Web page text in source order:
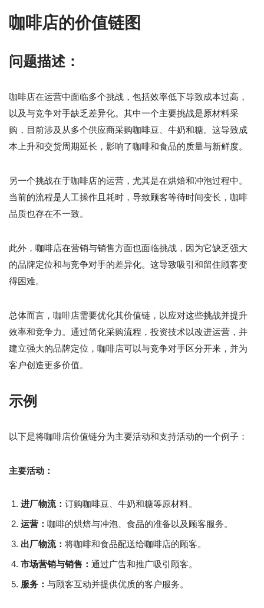
咖啡店的价值链图
问题描述：
咖啡店在运营中面临多个挑战，包括效率低下导致成本过高，
以及与竞争对手缺乏差异化。其中一个主要挑战是原材料采
购，目前涉及从多个供应商采购咖啡豆、牛奶和糖。这导致成
本上升和交货周期延长，影响了咖啡和食品的质量与新鲜度。
另一个挑战在于咖啡店的运营，尤其是在烘焙和冲泡过程中。
当前的流程是人工操作且耗时，导致顾客等待时间变长，咖啡
品质也存在不一致。
此外，咖啡店在营销与销售方面也面临挑战，因为它缺乏强大
的品牌定位和与竞争对手的差异化。这导致吸引和留住顾客变
得困难。
总体而言，咖啡店需要优化其价值链，以应对这些挑战并提升
效率和竞争力。通过简化采购流程，投资技术以改进运营，并
建立强大的品牌定位，咖啡店可以与竞争对手区分开来，并为
客户创造更多价值。
示例
以下是将咖啡店价值链分为主要活动和支持活动的一个例子：
主要活动：
进厂物流： 订购咖啡豆、牛奶和糖等原材料。
运营： 咖啡的烘焙与冲泡、食品的准备以及顾客服务。
出厂物流： 将咖啡和食品配送给咖啡店的顾客。
市场营销与销售： 通过广告和推广吸引顾客。
服务： 与顾客互动并提供优质的客户服务。